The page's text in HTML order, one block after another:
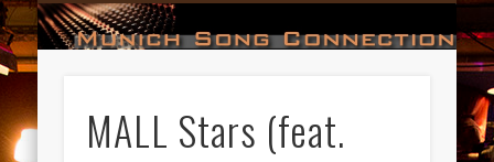
MALL Stars (feat.